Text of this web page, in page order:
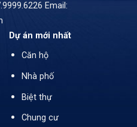
Email:
Dự án mới nhất
Căn hộ
Nhà phố
Biệt thự
Chung cư